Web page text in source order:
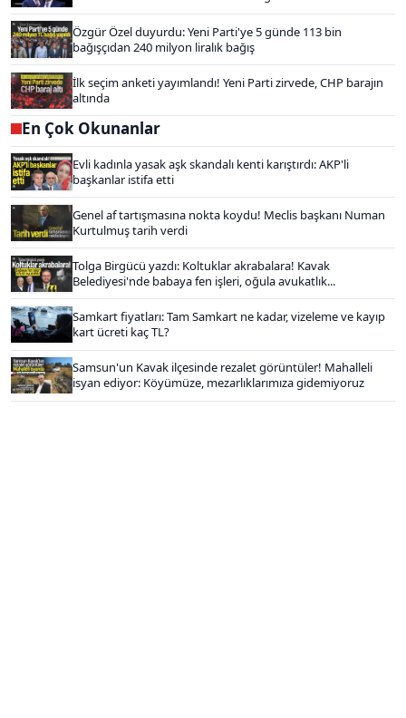
Özgür Özel duyurdu: Yeni Parti'ye 5 günde 113 bin
bağışçıdan 240 milyon liralık bağış
İlk seçim anketi yayımlandı! Yeni Parti zirvede, CHP barajın
altında
En Çok Okunanlar
Evli kadınla yasak aşk skandalı kenti karıştırdı: AKP'li
başkanlar istifa etti
Genel af tartışmasına nokta koydu! Meclis başkanı Numan
Kurtulmuş tarih verdi
Tolga Birgücü yazdı: Koltuklar akrabalara! Kavak
Belediyesi'nde babaya fen işleri, oğula avukatlık...
Samkart fiyatları: Tam Samkart ne kadar, vizeleme ve kayıp
kart ücreti kaç TL?
Samsun'un Kavak ilçesinde rezalet görüntüler! Mahalleli
isyan ediyor: Köyümüze, mezarlıklarımıza gidemiyoruz